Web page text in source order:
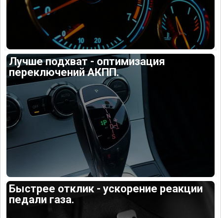
Лучше подхват - оптимизация
переключений АКПП.
Быстрее отклик - ускорение реакции
педали газа.